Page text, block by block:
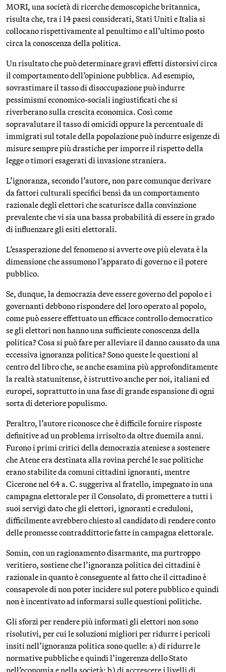
MORI, una società di ricerche demoscopiche britannica,
risulta che, tra i 14 paesi considerati, Stati Uniti e Italia si
collocano rispettivamente al penultimo e all’ultimo posto
circa la conoscenza della politica.
Un risultato che può determinare gravi effetti distorsivi circa
il comportamento dell’opinione pubblica. Ad esempio,
sovrastimare il tasso di disoccupazione può indurre
pessimismi economico-sociali ingiustificati che si
riverberano sulla crescita economica. Così come
sopravalutare il tasso di omicidi oppure la percentuale di
immigrati sul totale della popolazione può indurre esigenze di
misure sempre più drastiche per imporre il rispetto della
legge o timori esagerati di invasione straniera.
L’ignoranza, secondo l’autore, non pare comunque derivare
da fattori culturali specifici bensì da un comportamento
razionale degli elettori che scaturisce dalla convinzione
prevalente che vi sia una bassa probabilità di essere in grado
di influenzare gli esiti elettorali.
L’esasperazione del fenomeno si avverte ove più elevata è la
dimensione che assumono l’apparato di governo e il potere
pubblico.
Se, dunque, la democrazia deve essere governo del popolo e i
governanti debbono rispondere del loro operato al popolo,
come può essere effettuato un efficace controllo democratico
se gli elettori non hanno una sufficiente conoscenza della
politica? Cosa si può fare per alleviare il danno causato da una
eccessiva ignoranza politica? Sono queste le questioni al
centro del libro che, se anche esamina più approfonditamente
la realtà statunitense, è istruttivo anche per noi, italiani ed
europei, soprattutto in una fase di grande espansione di ogni
sorta di deteriore populismo.
Peraltro, l’autore riconosce che è difficile fornire risposte
definitive ad un problema irrisolto da oltre duemila anni.
Furono i primi critici della democrazia ateniese a sostenere
che Atene era destinata alla rovina perché le sue politiche
erano stabilite da comuni cittadini ignoranti, mentre
Cicerone nel 64 a. C. suggeriva al fratello, impegnato in una
campagna elettorale per il Consolato, di promettere a tutti i
suoi servigi dato che gli elettori, ignoranti e creduloni,
difficilmente avrebbero chiesto al candidato di rendere conto
delle promesse contraddittorie fatte in campagna elettorale.
Somin, con un ragionamento disarmante, ma purtroppo
veritiero, sostiene che l’ignoranza politica dei cittadini è
razionale in quanto è conseguente al fatto che il cittadino è
consapevole di non poter incidere sul potere pubblico e quindi
non è incentivato ad informarsi sulle questioni politiche.
Gli sforzi per rendere più informati gli elettori non sono
risolutivi, per cui le soluzioni migliori per ridurre i pericoli
insiti nell’ignoranza politica sono quelle: a) di ridurre le
normative pubbliche e quindi l’ingerenza dello Stato
nell’economia e nella società; b) di accrescere i livelli di